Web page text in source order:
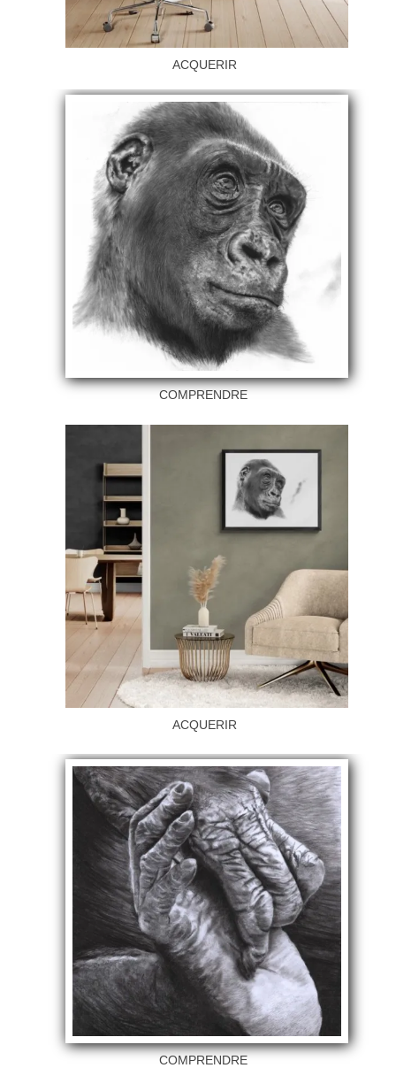
ACQUERIR
COMPRENDRE
ACQUERIR
COMPRENDRE